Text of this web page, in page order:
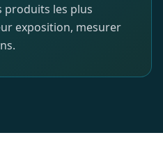
produits les plus
exposition, mesurer